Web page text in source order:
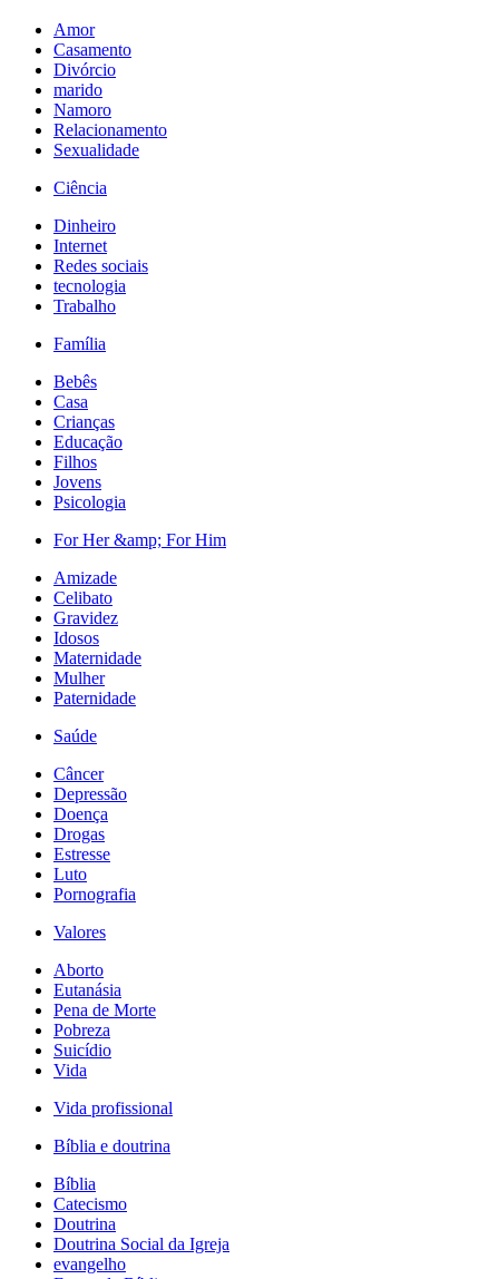
Amor
Casamento
Divórcio
marido
Namoro
Relacionamento
Sexualidade
Ciência
Dinheiro
Internet
Redes sociais
tecnologia
Trabalho
Família
Bebês
Casa
Crianças
Educação
Filhos
Jovens
Psicologia
For Her &amp; For Him
Amizade
Celibato
Gravidez
Idosos
Maternidade
Mulher
Paternidade
Saúde
Câncer
Depressão
Doença
Drogas
Estresse
Luto
Pornografia
Valores
Aborto
Eutanásia
Pena de Morte
Pobreza
Suicídio
Vida
Vida profissional
Bíblia e doutrina
Bíblia
Catecismo
Doutrina
Doutrina Social da Igreja
evangelho